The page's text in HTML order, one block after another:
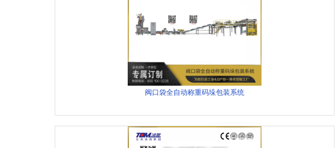
阀口袋全自动称重码垛包装系统